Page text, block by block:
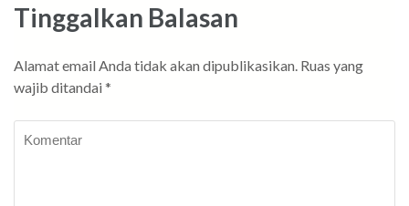
Tinggalkan Balasan
Alamat email Anda tidak akan dipublikasikan. Ruas yang
wajib ditandai *